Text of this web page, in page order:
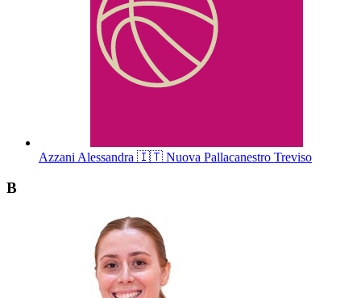
AzzaniAlessandra 🇮🇹 Nuova Pallacanestro Treviso
B